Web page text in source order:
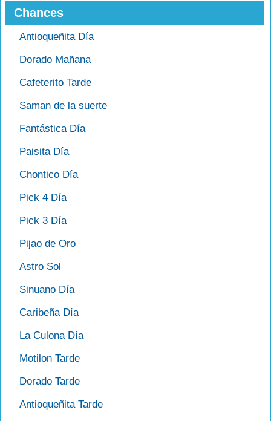
Chances
Antioqueñita Día
Dorado Mañana
Cafeterito Tarde
Saman de la suerte
Fantástica Día
Paisita Día
Chontico Día
Pick 4 Día
Pick 3 Día
Pijao de Oro
Astro Sol
Sinuano Día
Caribeña Día
La Culona Día
Motilon Tarde
Dorado Tarde
Antioqueñita Tarde